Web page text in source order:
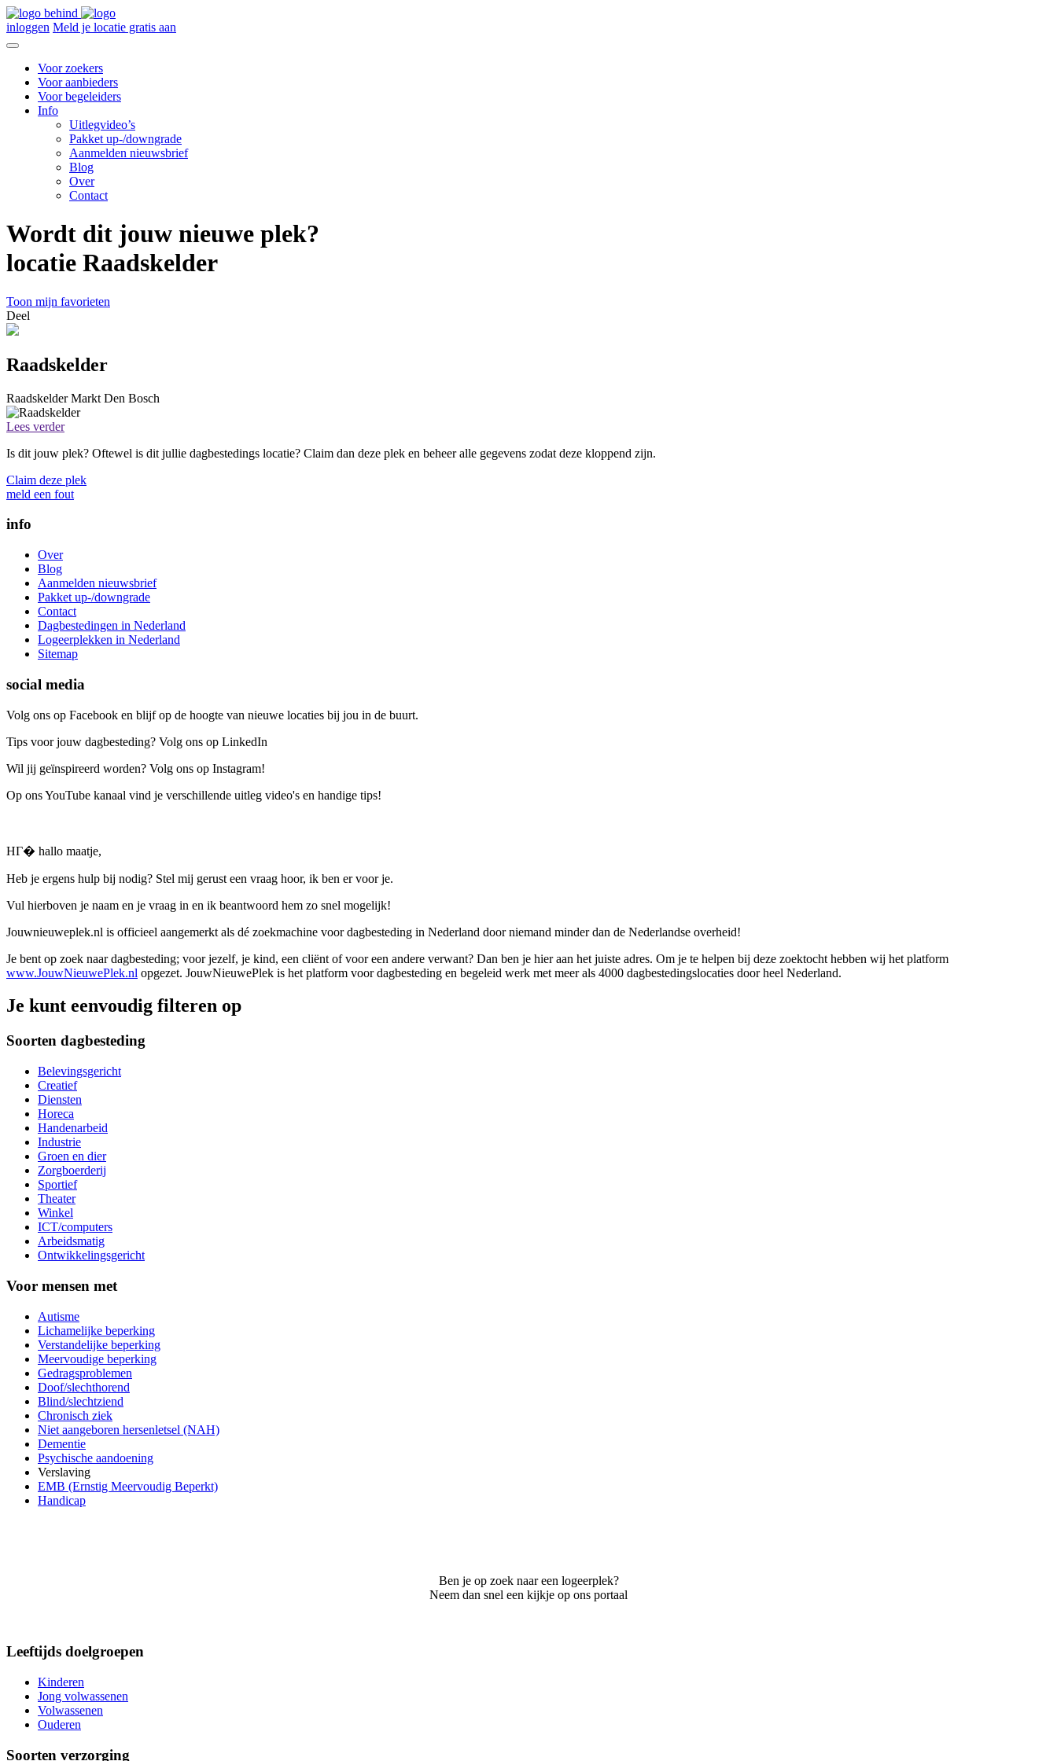
inloggen Meld je locatie gratis aan
Voor zoekers
Voor aanbieders
Voor begeleiders
Info
Uitlegvideo’s
Pakket up-/downgrade
Aanmelden nieuwsbrief
Blog
Over
Contact
Wordt dit jouw nieuwe plek?
locatie Raadskelder
Toon mijn favorieten
Deel
Raadskelder
Raadskelder Markt Den Bosch
Lees verder
Is dit jouw plek? Oftewel is dit jullie dagbestedings locatie? Claim dan deze plek en beheer alle gegevens zodat deze kloppend zijn.
Claim deze plek
meld een fout
info
Over
Blog
Aanmelden nieuwsbrief
Pakket up-/downgrade
Contact
Dagbestedingen in Nederland
Logeerplekken in Nederland
Sitemap
social media
Volg ons op Facebook en blijf op de hoogte van nieuwe locaties bij jou in de buurt.
Tips voor jouw dagbesteding? Volg ons op LinkedIn
Wil jij geïnspireerd worden? Volg ons op Instagram!
Op ons YouTube kanaal vind je verschillende uitleg video's en handige tips!
HГ� hallo maatje,
Heb je ergens hulp bij nodig? Stel mij gerust een vraag hoor, ik ben er voor je.
Vul hierboven je naam en je vraag in en ik beantwoord hem zo snel mogelijk!
Jouwnieuweplek.nl is officieel aangemerkt als dé zoekmachine voor dagbesteding in Nederland door niemand minder dan de Nederlandse overheid!
Je bent op zoek naar dagbesteding; voor jezelf, je kind, een cliënt of voor een andere verwant? Dan ben je hier aan het juiste adres. Om je te helpen bij deze zoektocht hebben wij het platform
www.JouwNieuwePlek.nl opgezet. JouwNieuwePlek is het platform voor dagbesteding en begeleid werk met meer als 4000 dagbestedingslocaties door heel Nederland.
Je kunt eenvoudig filteren op
Soorten dagbesteding
Belevingsgericht
Creatief
Diensten
Horeca
Handenarbeid
Industrie
Groen en dier
Zorgboerderij
Sportief
Theater
Winkel
ICT/computers
Arbeidsmatig
Ontwikkelingsgericht
Voor mensen met
Autisme
Lichamelijke beperking
Verstandelijke beperking
Meervoudige beperking
Gedragsproblemen
Doof/slechthorend
Blind/slechtziend
Chronisch ziek
Niet aangeboren hersenletsel (NAH)
Dementie
Psychische aandoening
Verslaving
EMB (Ernstig Meervoudig Beperkt)
Handicap
Ben je op zoek naar een logeerplek?
Neem dan snel een kijkje op ons portaal
Leeftijds doelgroepen
Kinderen
Jong volwassenen
Volwassenen
Ouderen
Soorten verzorging